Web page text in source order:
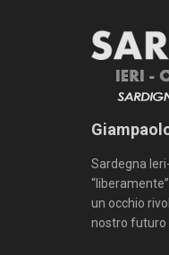
Sardegna
un occhio
nostro futuro